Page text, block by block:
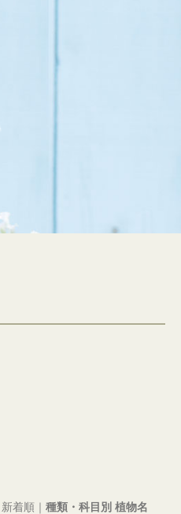
新着順 ｜ 種類・科目別 植物名